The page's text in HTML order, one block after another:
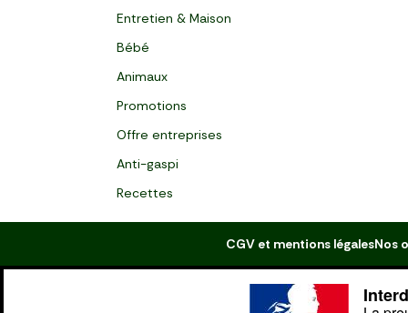
Entretien & Maison
Bébé
Animaux
Promotions
Offre entreprises
Anti-gaspi
Recettes
CGV et mentions légalesNos